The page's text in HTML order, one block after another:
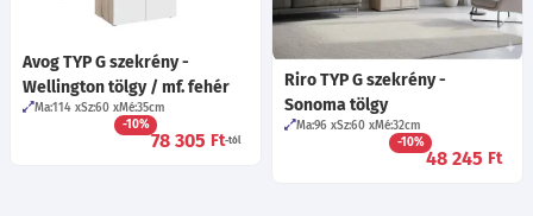
Avog TYP G szekrény -
Wellington tölgy / mf. fehér
Ma:114 Sz:60 Mé:35cm
-10%
78 305 Ft-tól
Riro TYP G szekrény -
Sonoma tölgy
Ma:96 Sz:60 Mé:32cm
-10%
48 245 Ft